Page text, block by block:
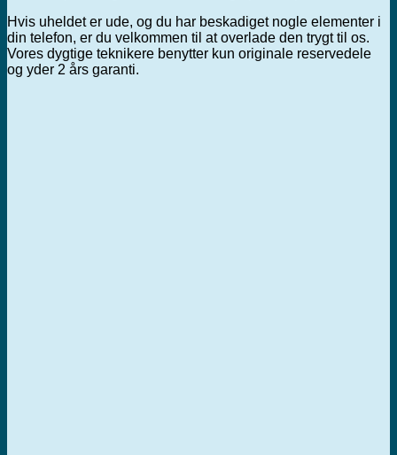
Hvis uheldet er ude, og du har beskadiget nogle elementer i
din telefon, er du velkommen til at overlade den trygt til os.
Vores dygtige teknikere benytter kun originale reservedele
og yder 2 års garanti.